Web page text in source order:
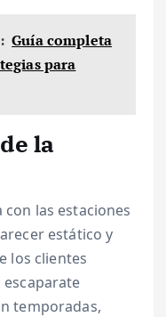
Guía completa
para
la
las estaciones
estático y
los clientes
temporadas,